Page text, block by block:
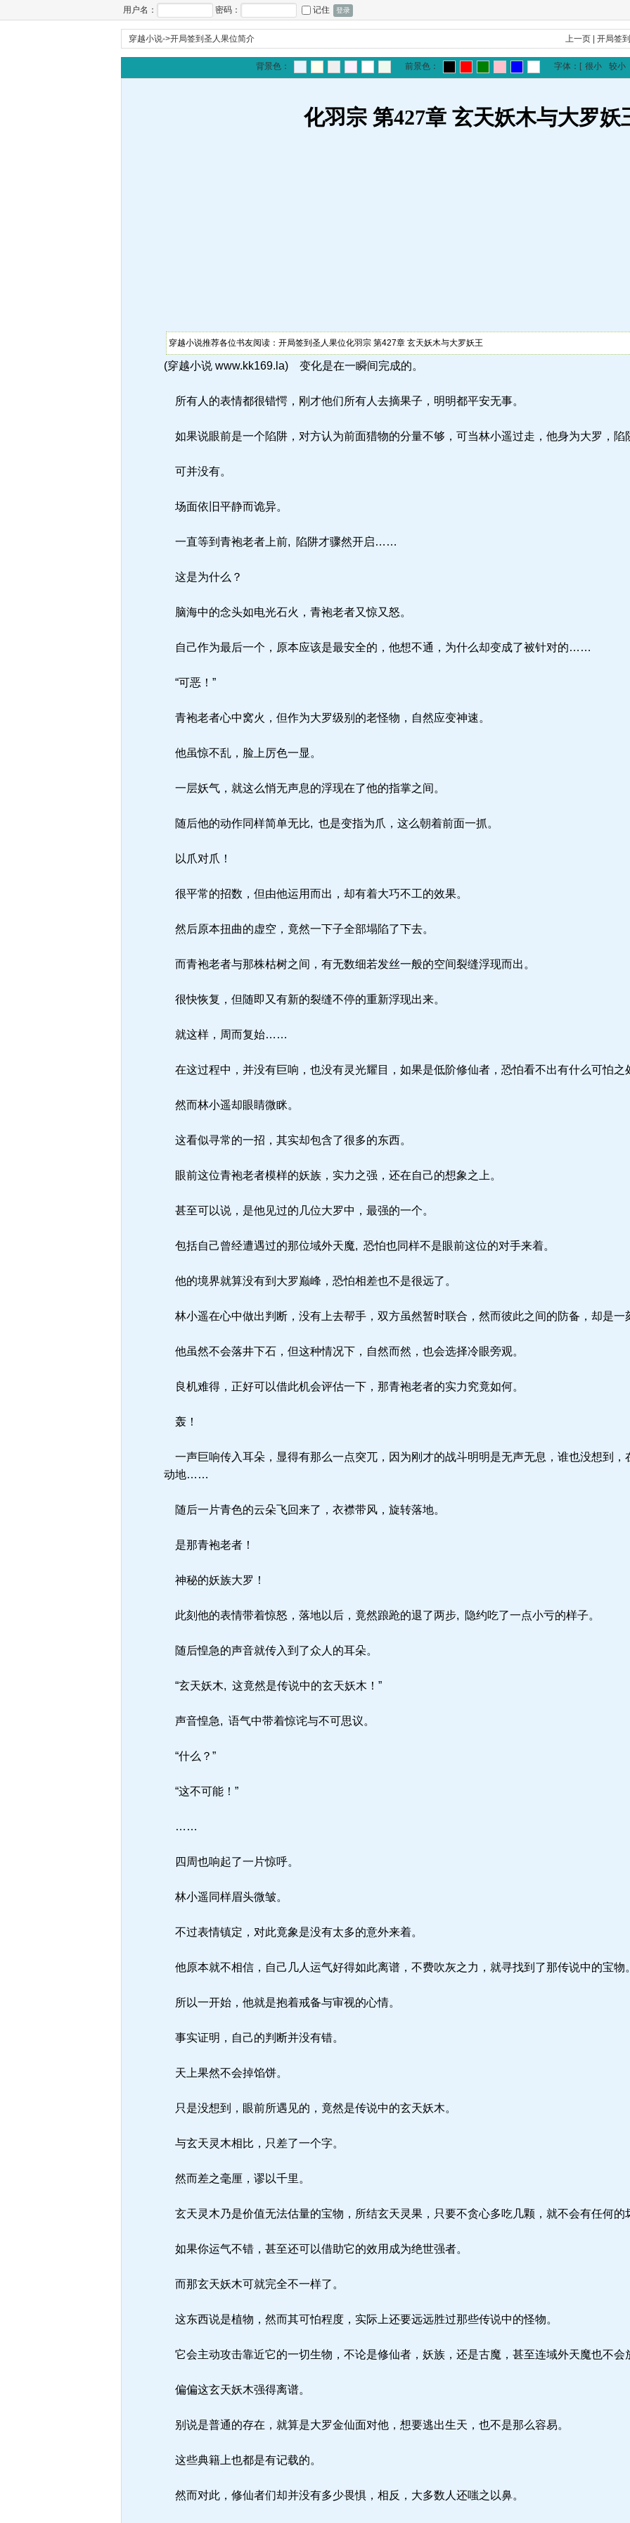
用户名： 密码： 记住
穿越小说->开局签到圣人果位简介 上一页 |开局签
背景色： 前景色： 字体： [ 很小 较小
化羽宗 第427章 玄天妖木与大罗妖
穿越小说推荐各位书友阅读：开局签到圣人果位化羽宗 第427章 玄天妖木与大罗妖王
(穿越小说 www.kk169.la) 变化是在一瞬间完成的。
所有人的表情都很错愕，刚才他们所有人去摘果子，明明都平安无事。
如果说眼前是一个陷阱，对方认为前面猎物的分量不够，可当林小遥过走，他身为大罗，陷
可并没有。
场面依旧平静而诡异。
一直等到青袍老者上前, 陷阱才骤然开启……
这是为什么？
脑海中的念头如电光石火，青袍老者又惊又怒。
自己作为最后一个，原本应该是最安全的，他想不通，为什么却变成了被针对的……
“可恶！”
青袍老者心中窝火，但作为大罗级别的老怪物，自然应变神速。
他虽惊不乱，脸上厉色一显。
一层妖气，就这么悄无声息的浮现在了他的指掌之间。
随后他的动作同样简单无比, 也是变指为爪，这么朝着前面一抓。
以爪对爪！
很平常的招数，但由他运用而出，却有着大巧不工的效果。
然后原本扭曲的虚空，竟然一下子全部塌陷了下去。
而青袍老者与那株枯树之间，有无数细若发丝一般的空间裂缝浮现而出。
很快恢复，但随即又有新的裂缝不停的重新浮现出来。
就这样，周而复始……
在这过程中，并没有巨响，也没有灵光耀目，如果是低阶修仙者，恐怕看不出有什么可怕之
然而林小遥却眼睛微眯。
这看似寻常的一招，其实却包含了很多的东西。
眼前这位青袍老者模样的妖族，实力之强，还在自己的想象之上。
甚至可以说，是他见过的几位大罗中，最强的一个。
包括自己曾经遭遇过的那位域外天魔, 恐怕也同样不是眼前这位的对手来着。
他的境界就算没有到大罗巅峰，恐怕相差也不是很远了。
林小遥在心中做出判断，没有上去帮手，双方虽然暂时联合，然而彼此之间的防备，却是一
他虽然不会落井下石，但这种情况下，自然而然，也会选择冷眼旁观。
良机难得，正好可以借此机会评估一下，那青袍老者的实力究竟如何。
轰！
一声巨响传入耳朵，显得有那么一点突兀，因为刚才的战斗明明是无声无息，谁也没想到，
动地……
随后一片青色的云朵飞回来了，衣襟带风，旋转落地。
是那青袍老者！
神秘的妖族大罗！
此刻他的表情带着惊怒，落地以后，竟然踉跄的退了两步, 隐约吃了一点小亏的样子。
随后惶急的声音就传入到了众人的耳朵。
“玄天妖木, 这竟然是传说中的玄天妖木！”
声音惶急, 语气中带着惊诧与不可思议。
“什么？”
“这不可能！”
……
四周也响起了一片惊呼。
林小遥同样眉头微皱。
不过表情镇定，对此竟象是没有太多的意外来着。
他原本就不相信，自己几人运气好得如此离谱，不费吹灰之力，就寻找到了那传说中的宝物
所以一开始，他就是抱着戒备与审视的心情。
事实证明，自己的判断并没有错。
天上果然不会掉馅饼。
只是没想到，眼前所遇见的，竟然是传说中的玄天妖木。
与玄天灵木相比，只差了一个字。
然而差之毫厘，谬以千里。
玄天灵木乃是价值无法估量的宝物，所结玄天灵果，只要不贪心多吃几颗，就不会有任何的
如果你运气不错，甚至还可以借助它的效用成为绝世强者。
而那玄天妖木可就完全不一样了。
这东西说是植物，然而其可怕程度，实际上还要远远胜过那些传说中的怪物。
它会主动攻击靠近它的一切生物，不论是修仙者，妖族，还是古魔，甚至连域外天魔也不
偏偏这玄天妖木强得离谱。
别说是普通的存在，就算是大罗金仙面对他，想要逃出生天，也不是那么容易。
这些典籍上也都是有记载的。
然而对此，修仙者们却并没有多少畏惧，相反，大多数人还嗤之以鼻。